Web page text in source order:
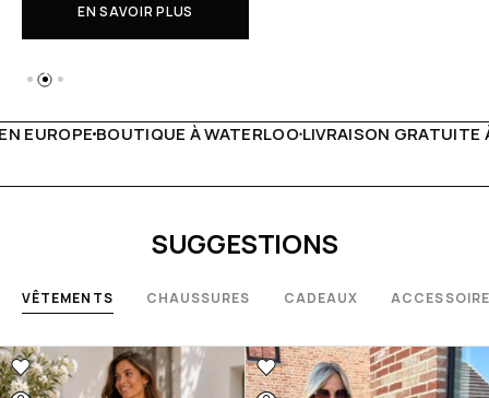
EN SAVOIR PLUS
LIVRAISON GRATUITE À PARTIR DE 150€LIVE
SUGGESTIONS
VÊTEMENTS CHAUSSURES CADEAUX